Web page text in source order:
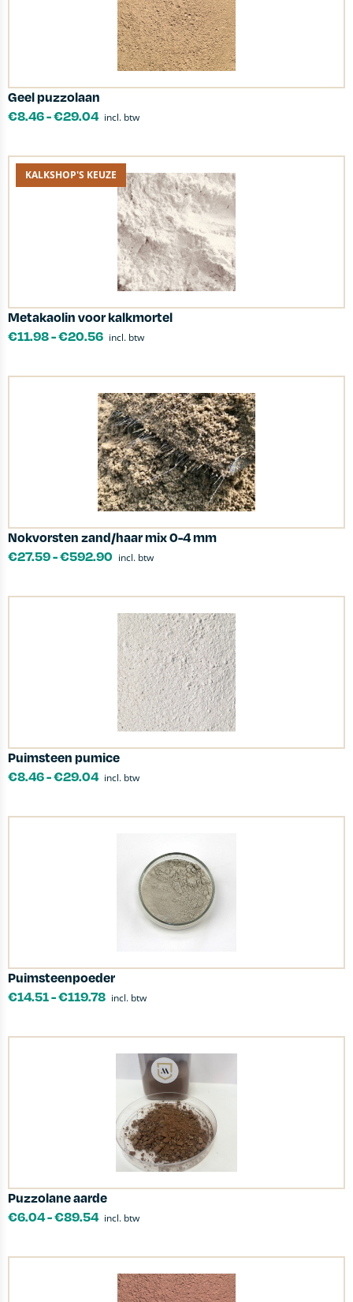
Geel puzzolaan
€8.46-€29.04 incl. btw
KALKSHOP'S KEUZE
Metakaolin voor kalkmortel
€11.98-€20.56 incl. btw
Nokvorsten zand/haar mix 0-4 mm
€27.59-€592.90 incl. btw
Puimsteen pumice
€8.46-€29.04 incl. btw
Puimsteenpoeder
€14.51-€119.78 incl. btw
Puzzolane aarde
€6.04-€89.54 incl. btw